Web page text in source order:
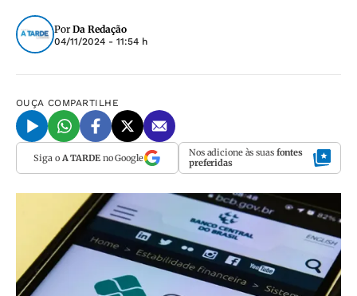
Por Da Redação
04/11/2024 - 11:54 h
OUÇA COMPARTILHE
Siga o A TARDEno Google Nos adicione às suas fontes
preferidas